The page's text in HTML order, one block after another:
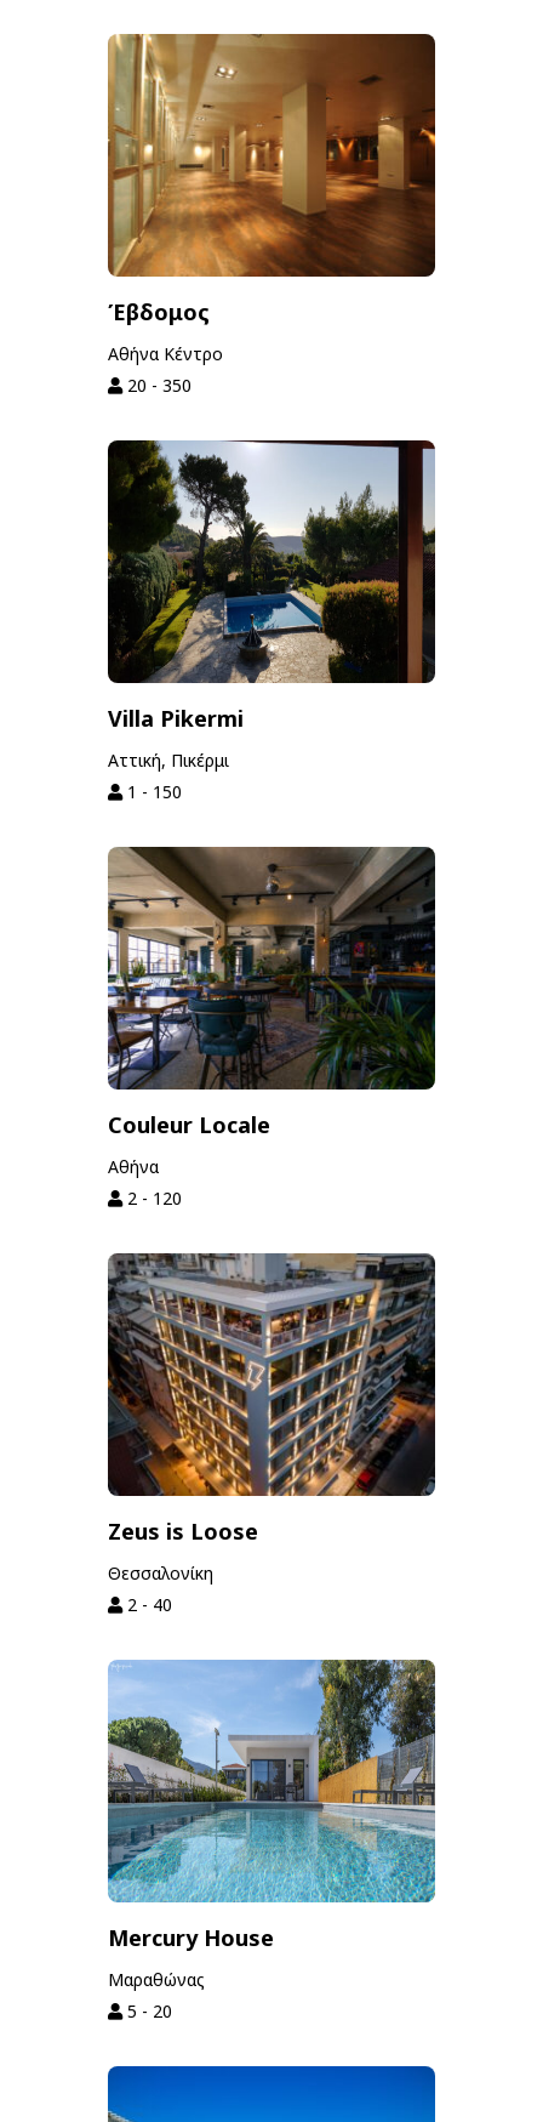
Έβδομος
Αθήνα Κέντρο
20 - 350
Villa Pikermi
Αττική, Πικέρμι
1 - 150
Couleur Locale
Αθήνα
2 - 120
Zeus is Loose
Θεσσαλονίκη
2 - 40
Mercury House
Μαραθώνας
5 - 20